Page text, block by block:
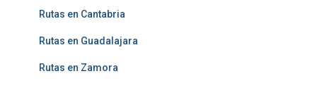
Rutas en Cantabria
Rutas en Guadalajara
Rutas en Zamora